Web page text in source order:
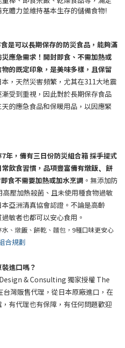
體力並維持基本生存的儲備食物!
是可以長期保存的防災食品，能夠滿
應急需求！ 開封即食、不需加熱或
的既定印象，是美味多樣，且保留
本，天然災害頻繁，尤其在311大地震
受到重視，因此對於長期保存食品
的應急食品和保暖用品，以因應緊
年，備有三日份防災組合箱 採手提式
飲食習慣，品項豐富備有燉飯、 餅
食不需要加熱或加水烹調 。無添加防
壓加熱殺菌、且未使用種食物過敏
亞洲清真協會認證。不論是高齡
敏者也都可以安心食用。
水 、燉飯 、 餅乾 、麵包 ， 9種口味更安心
合規劃
進口嗎？
& Consulting 獨家授權 The
灣販售代理，從日本原廠進口，在
有代理也有保障，有任何問題歡迎